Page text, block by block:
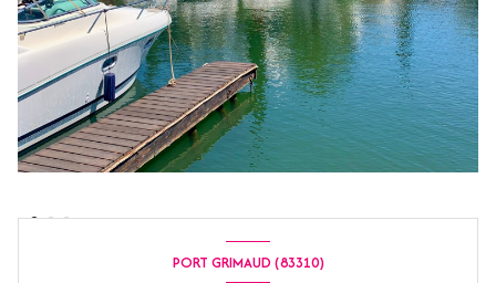
PORT GRIMAUD (83310)